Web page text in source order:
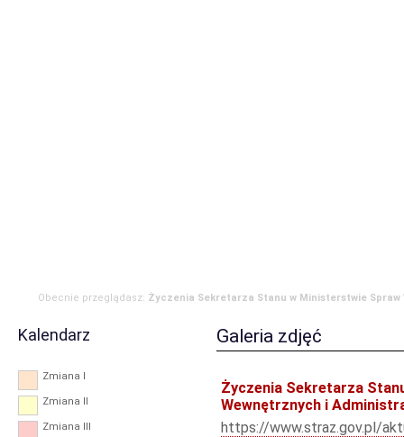
Obecnie przeglądasz: Życzenia Sekretarza Stanu w Ministerstwie Spraw
Kalendarz
Zmiana I
Zmiana II
Zmiana III
Galeria zdjęć
Życzenia Sekretarza
Wewnętrznych i
https://www.straz.gov.pl/